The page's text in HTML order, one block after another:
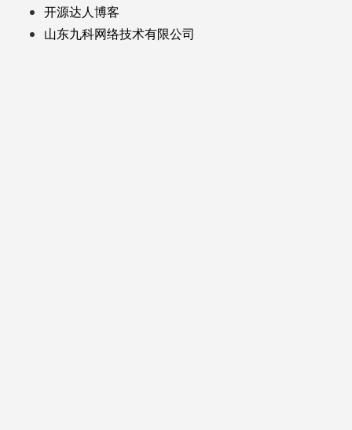
开源达人博客
山东九科网络技术有限公司